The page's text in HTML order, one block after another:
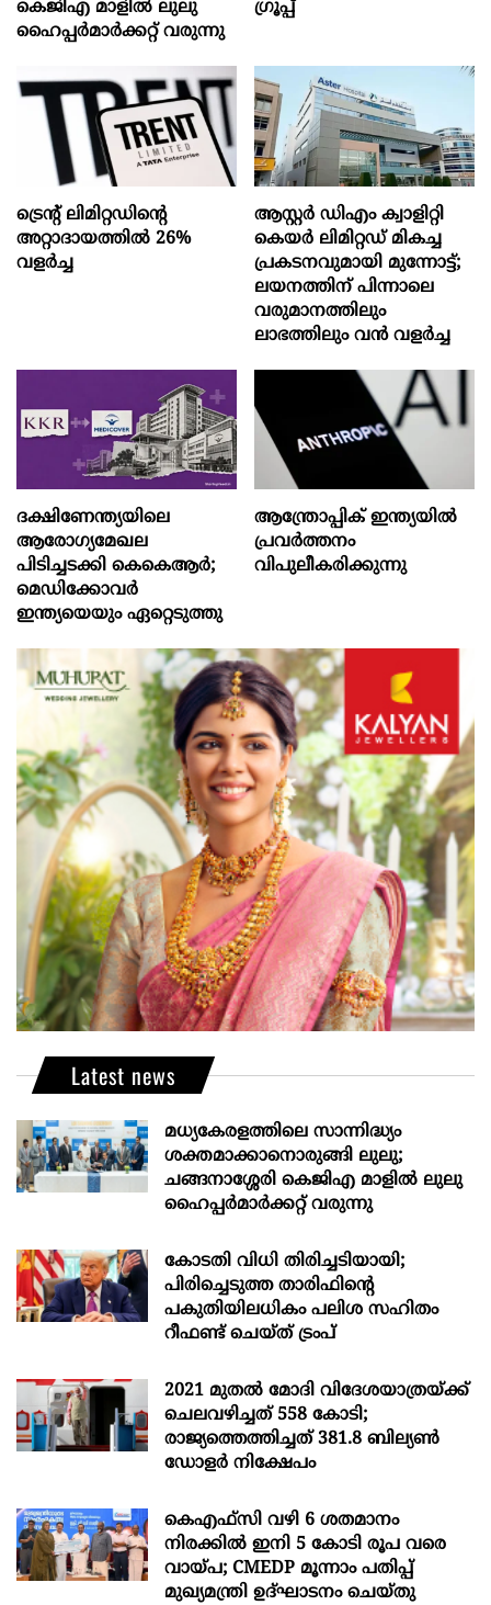
കെജിഎ മാളിൽ ലുലു
ഹൈപ്പർമാർക്കറ്റ് വരുന്നു
ഗ്രൂപ്പ്
ട്രെന്റ് ലിമിറ്റഡിന്റെ
അറ്റാദായത്തിൽ 26%
വളര്‍ച്ച
ആസ്റ്റർ ഡിഎം ക്വാളിറ്റി
കെയർ ലിമിറ്റഡ് മികച്ച
പ്രകടനവുമായി മുന്നോട്ട്;
ലയനത്തിന് പിന്നാലെ
വരുമാനത്തിലും
ലാഭത്തിലും വൻ വളർച്ച
ദക്ഷിണേന്ത്യയിലെ
ആരോഗ്യമേഖല
പിടിച്ചടക്കി കെകെആർ;
മെഡിക്കോവർ
ഇന്ത്യയെയും ഏറ്റെടുത്തു
ആന്ത്രോപ്പിക് ഇന്ത്യയില്‍
പ്രവര്‍ത്തനം
വിപുലീകരിക്കുന്നു
Latest news
മധ്യകേരളത്തിലെ സാന്നിദ്ധ്യം
ശക്തമാക്കാനൊരുങ്ങി ലുലു;
ചങ്ങനാശ്ശേരി കെജിഎ മാളിൽ ലുലു
ഹൈപ്പർമാർക്കറ്റ് വരുന്നു
കോടതി വിധി തിരിച്ചടിയായി;
പിരിച്ചെടുത്ത താരിഫിന്‍റെ
പകുതിയിലധികം പലിശ സഹിതം
റീഫണ്ട് ചെയ്ത് ട്രംപ്
2021 മുതൽ മോദി വിദേശയാത്രയ്ക്ക്
ചെലവഴിച്ചത് 558 കോടി;
രാജ്യത്തെത്തിച്ചത് 381.8 ബില്യൺ
ഡോളർ നിക്ഷേപം
കെഎഫ്സി വഴി 6 ശതമാനം
നിരക്കിൽ ഇനി 5 കോടി രൂപ വരെ
വായ്പ; CMEDP മൂന്നാം പതിപ്പ്
മുഖ്യമന്ത്രി ഉദ്ഘാടനം ചെയ്തു